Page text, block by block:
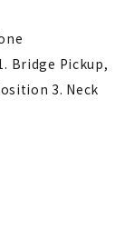
Bridge Pickup,
3. Neck